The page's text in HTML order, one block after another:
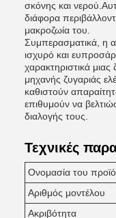
σκόνης και
διάφορα
μακροζωία του.
Συμπερασματικά, η
ισχυρό και
χαρακτηριστικά
μηχανής ζυγαριάς
καθιστούν
επιθυμούν να
διαλογής τους.
Τεχνικές
Ονομασία του
Αριθμός μοντέλου
Ακριβότητα